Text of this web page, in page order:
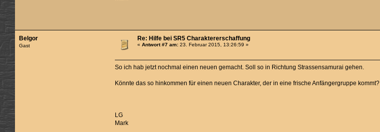
Belgor
Gast
Re: Hilfe bei SR5 Charaktererschaffung
«Antwort #7 am: 23. Februar 2015, 13:26:59 »
So ich hab jetzt nochmal einen neuen gemacht. Soll so in Richtung Strassensamurai gehen.
Könnte das so hinkommen für einen neuen Charakter, der in eine frische Anfängergruppe kommt?
LG
Mark